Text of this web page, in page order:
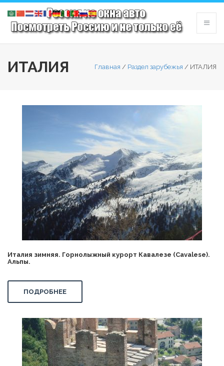
ИТАЛИЯ Главная / Раздел зарубежья / ИТАЛИЯ
Италия зимняя. Горнолыжный курорт Кавалезе (Cavalese).
Альпы.
ПОДРОБНЕЕ